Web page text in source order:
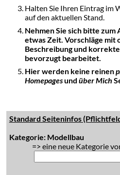
Halten Sie Ihren Eintrag im
auf den aktuellen Stand.
Nehmen Sie sich bitte
etwas Zeit. Vorschläge mit
Beschreibung und
bevorzugt bearbeitet.
Hier werden keine reinen
Homepagesund über Mich
Standard Seiteninfos
Kategorie: Modellbau
=> eine neue Kategorie